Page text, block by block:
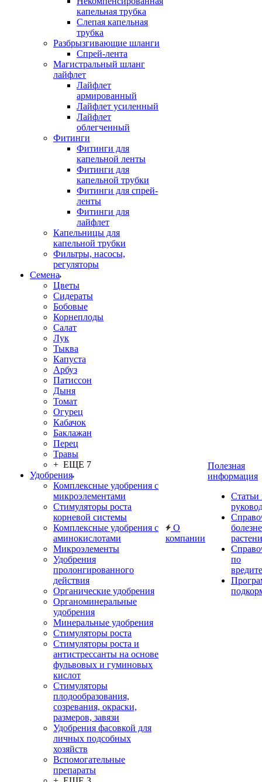
капельная трубка
Слепая капельная
трубка
Разбрызгивающие шланги
Спрей-лента
Магистральный шланг
лайфлет
Лайфлет
армированный
Лайфлет усиленный
Лайфлет
облегченный
Фитинги
Фитинги для
капельной ленты
Фитинги для
капельной трубки
Фитинги для спрей-
ленты
Фитинги для
лайфлет
Капельницы для
капельной трубки
Фильтры, насосы,
регуляторы
Семена
Цветы
Сидераты
Бобовые
Корнеплоды
Салат
Лук
Тыква
Капуста
Арбуз
Патиссон
Дыня
Томат
Огурец
Кабачок
Баклажан
Перец
Травы
+ ЕЩЕ 7
Удобрения
Комплексные удобрения с
микроэлементами
Стимуляторы роста
корневой системы
Комплексные удобрения с
аминокислотами
Микроэлементы
Удобрения
пролонгированного
действия
Органические удобрения
Органоминеральные
удобрения
Минеральные удобрения
Стимуляторы роста
Стимуляторы роста и
антистрессанты на основе
фульвовых и гуминовых
кислот
Стимуляторы
плодообразования,
созревания, окраски,
размеров, завязи
Удобрения фасовкой для
личных подсобных
хозяйств
Вспомогательные
препараты
О
компании
Полезная
информация
Статьи
по